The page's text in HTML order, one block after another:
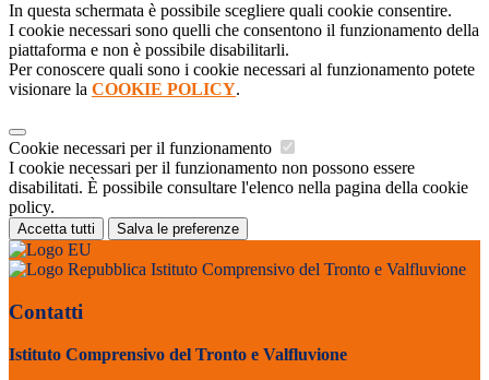
In questa schermata è possibile scegliere quali cookie consentire.
I cookie necessari sono quelli che consentono il funzionamento della
piattaforma e non è possibile disabilitarli.
Per conoscere quali sono i cookie necessari al funzionamento potete
visionare la COOKIE POLICY.
Cookie necessari per il funzionamento
I cookie necessari per il funzionamento non possono essere
disabilitati. È possibile consultare l'elenco nella pagina della cookie
policy.
Accetta tutti Salva le preferenze
Istituto Comprensivo del Tronto e Valfluvione
Contatti
Istituto Comprensivo del Tronto e Valfluvione